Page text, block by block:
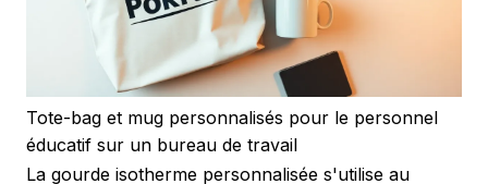
Tote-bag et mug personnalisés pour le personnel
éducatif sur un bureau de travail
La gourde isotherme personnalisée s'utilise au